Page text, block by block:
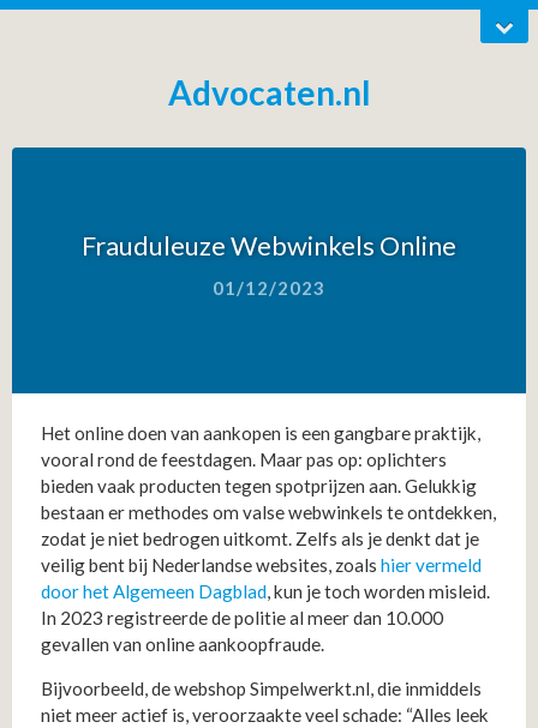
Advocaten.nl
Frauduleuze Webwinkels Online
01/12/2023
Het online doen van aankopen is een gangbare praktijk,
vooral rond de feestdagen. Maar pas op: oplichters
bieden vaak producten tegen spotprijzen aan. Gelukkig
bestaan er methodes om valse webwinkels te ontdekken,
zodat je niet bedrogen uitkomt. Zelfs als je denkt dat je
veilig bent bij Nederlandse websites, zoals hier vermeld
door het Algemeen Dagblad, kun je toch worden misleid.
In 2023 registreerde de politie al meer dan 10.000
gevallen van online aankoopfraude.
Bijvoorbeeld, de webshop Simpelwerkt.nl, die inmiddels
niet meer actief is, veroorzaakte veel schade: “Alles leek